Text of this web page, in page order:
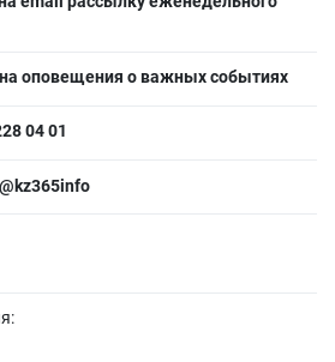
оповещения о важных событиях
04 01